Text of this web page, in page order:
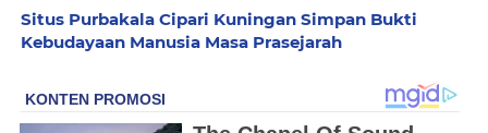
Situs Purbakala Cipari Kuningan Simpan Bukti
Kebudayaan Manusia Masa Prasejarah